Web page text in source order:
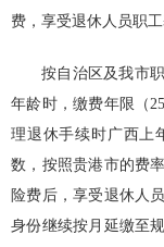
费，享受退休人员职
按自治区及我市
年龄时，缴费年限（
理退休手续时广西上
数，按照贵港市的费
险费后，享受退休人
身份继续按月延缴至